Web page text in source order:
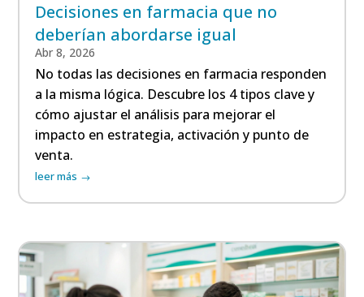
Decisiones en farmacia que no
deberían abordarse igual
Abr 8, 2026
No todas las decisiones en farmacia responden
a la misma lógica. Descubre los 4 tipos clave y
cómo ajustar el análisis para mejorar el
impacto en estrategia, activación y punto de
venta.
leer más